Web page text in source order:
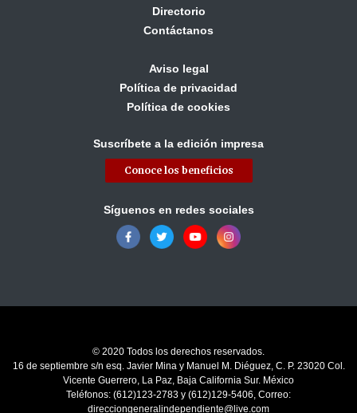
Directorio
Contáctanos
Aviso legal
Política de privacidad
Política de cookies
Suscríbete a la edición impresa
Conoce los beneficios
Síguenos en redes sociales
© 2020 Todos los derechos reservados.
16 de septiembre s/n esq. Javier Mina y Manuel M. Diéguez, C. P. 23020 Col.
Vicente Guerrero, La Paz, Baja California Sur. México
Teléfonos: (612)123-2783 y (612)129-5406, Correo:
direcciongeneralindependiente@live.com